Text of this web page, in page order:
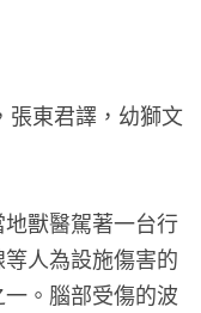
張東君譯，幼獅文
獸醫駕著一台行
人為設施傷害的
。腦部受傷的波